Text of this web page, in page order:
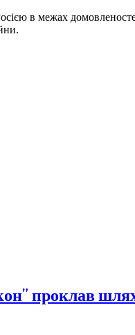
в межах
проклав